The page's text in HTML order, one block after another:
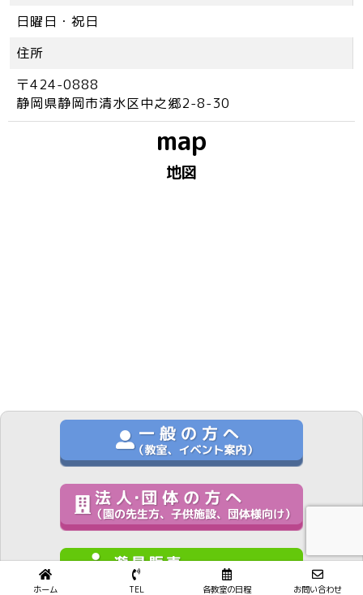
日曜日・祝日
住所
〒424-0888
静岡県静岡市清水区中之郷2-8-30
map
地図
ホーム TEL 各教室の日程 お問い合わせ